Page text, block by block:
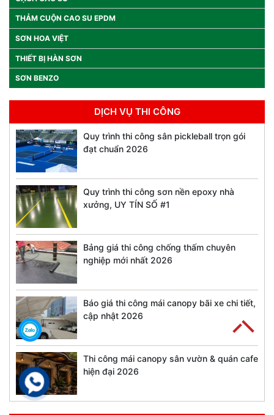
THẢM CUỘN CAO SU EPDM
SƠN HOA VIỆT
THIẾT BỊ HÀN SƠN
SƠN BENZO
DỊCH VỤ THI CÔNG
Quy trình thi công sân pickleball trọn gói
đạt chuẩn 2026
Quy trình thi công sơn nền epoxy nhà
xưởng, UY TÍN SỐ #1
Bảng giá thi công chống thấm chuyên
nghiệp mới nhất 2026
Báo giá thi công mái canopy bãi xe chi tiết,
cập nhật 2026
Thi công mái canopy sân vườn & quán cafe
hiện đại 2026